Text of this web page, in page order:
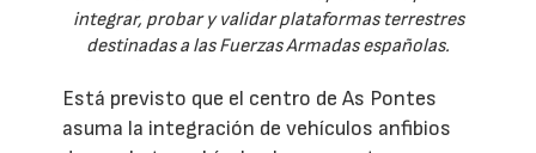
integrar, probar y validar plataformas terrestres
destinadas a las Fuerzas Armadas españolas.
Está previsto que el centro de As Pontes
asuma la integración de vehículos anfibios